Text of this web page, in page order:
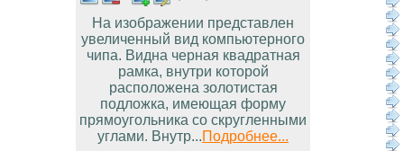
На изображении представлен
увеличенный вид компьютерного
чипа. Видна черная квадратная
рамка, внутри которой
расположена золотистая
подложка, имеющая форму
прямоугольника со скругленными
углами. Внутр...Подробнее...